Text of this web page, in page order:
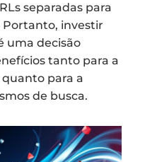
separadas para
investir
uma decisão
tanto para a
para a
de busca.